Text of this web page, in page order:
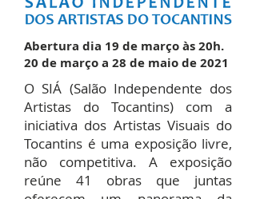
Abertura dia 19 de março às 20h.
20 de março a 28 de maio de 2021
O SIÁ (Salão Independente dos
Artistas do Tocantins) com a
iniciativa dos Artistas Visuais do
Tocantins é uma exposição livre,
não competitiva. A exposição
reúne 41 obras que juntas